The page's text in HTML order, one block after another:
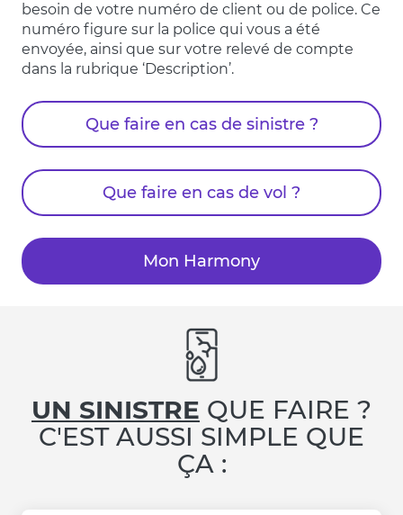
besoin de votre numéro de client ou de police. Ce
numéro figure sur la police qui vous a été
envoyée, ainsi que sur votre relevé de compte
dans la rubrique ‘Description’.
Que faire en cas de sinistre ?
Que faire en cas de vol ?
Mon Harmony
UN SINISTRE QUE FAIRE ?
C'EST AUSSI SIMPLE QUE
ÇA :